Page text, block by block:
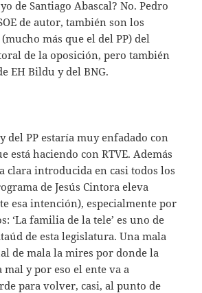
de Santiago Abascal? No. Pedro
de autor, también son los
más que el del PP) del
de la oposición, pero también
EH Bildu y del BNG.
del PP estaría muy enfadado con
está haciendo con RTVE. Además
clara introducida en casi todos los
de Jesús Cintora eleva
esa intención), especialmente por
‘La familia de la tele’ es uno de
de esta legislatura. Una mala
de mala la mires por donde la
mal y por eso el ente va a
para volver, casi, al punto de